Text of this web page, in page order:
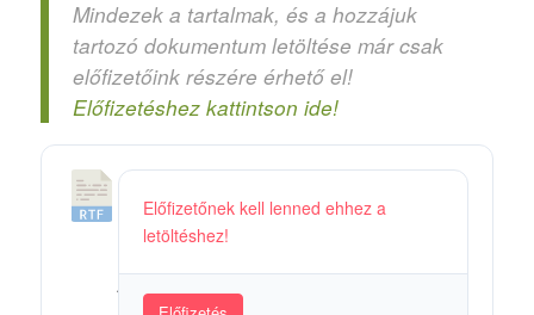
Mindezek a tartalmak, és a hozzájuk
tartozó dokumentum letöltése már csak
előfizetőink részére érhető el!
Előfizetéshez kattintson ide!
1
_
Előfizetőnek kell lenned ehhez a
letöltéshez!